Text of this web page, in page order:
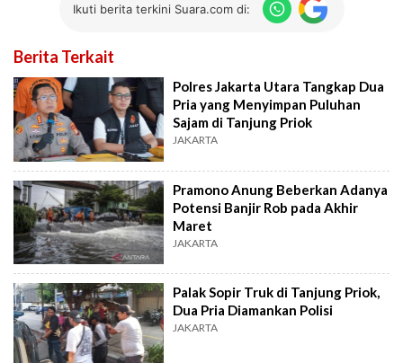
Ikuti berita terkini Suara.com di:
Berita Terkait
Polres Jakarta Utara Tangkap Dua
Pria yang Menyimpan Puluhan
Sajam di Tanjung Priok
JAKARTA
Pramono Anung Beberkan Adanya
Potensi Banjir Rob pada Akhir
Maret
JAKARTA
Palak Sopir Truk di Tanjung Priok,
Dua Pria Diamankan Polisi
JAKARTA